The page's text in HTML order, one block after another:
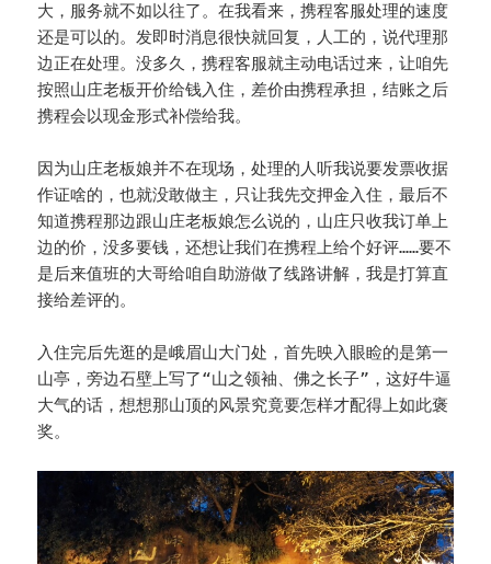
大，服务就不如以往了。在我看来，携程客服处理的速度
还是可以的。发即时消息很快就回复，人工的，说代理那
边正在处理。没多久，携程客服就主动电话过来，让咱先
按照山庄老板开价给钱入住，差价由携程承担，结账之后
携程会以现金形式补偿给我。
因为山庄老板娘并不在现场，处理的人听我说要发票收据
作证啥的，也就没敢做主，只让我先交押金入住，最后不
知道携程那边跟山庄老板娘怎么说的，山庄只收我订单上
边的价，没多要钱，还想让我们在携程上给个好评……要不
是后来值班的大哥给咱自助游做了线路讲解，我是打算直
接给差评的。
入住完后先逛的是峨眉山大门处，首先映入眼睑的是第一
山亭，旁边石壁上写了“山之领袖、佛之长子”，这好牛逼
大气的话，想想那山顶的风景究竟要怎样才配得上如此褒
奖。